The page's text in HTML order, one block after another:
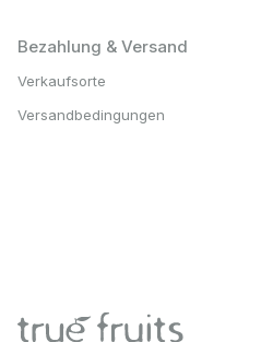
Bezahlung & Versand
Verkaufsorte
Versandbedingungen